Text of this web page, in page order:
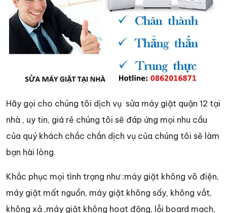
Hãy gọi cho chúng tôi dịch vụ sửa máy giặt quận 12 tại
nhà , uy tin, giá rẻ chúng tôi sẽ đáp ứng mọi nhu cầu
của quý khách chắc chắn dịch vụ của chúng tôi sẽ làm
bạn hài lòng.
Khắc phục mọi tình trạng như :máy giặt không vô điện,
máy giặt mất nguồn, máy giặt không sấy, không vắt,
không xả ,máy giặt không hoạt động, lỗi board mạch,